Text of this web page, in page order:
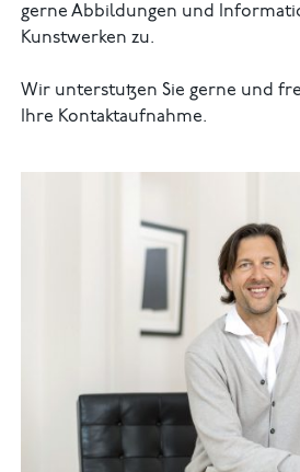
gerne Abbildungen und
Kunstwerken zu.
Wir unterstutzen Sie gerne und
Ihre Kontaktaufnahme.